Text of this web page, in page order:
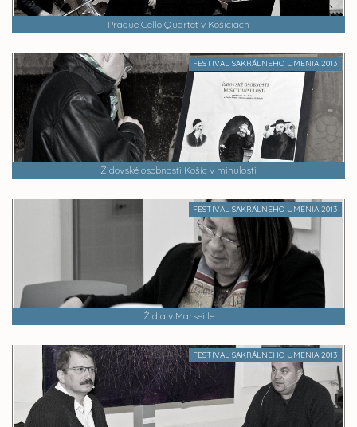
Prague Cello Quartet v Košiciach
FESTIVAL SAKRÁLNEHO UMENIA 2013
Židovské osobnosti Košíc v minulosti
FESTIVAL SAKRÁLNEHO UMENIA 2013
Židia v Marseille
FESTIVAL SAKRÁLNEHO UMENIA 2013